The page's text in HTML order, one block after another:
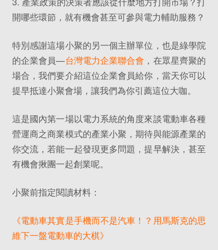
開哪些環節，就有機會甚至可參與電力輔助服務？
特別感謝這場小聚的另一個主辦單位，也是綠學院
的企業會員—台灣電力企業聯合會 ，在眾星齊聚的
場合，我們要介紹這位企業會員給你，當天你可以
提早抵達小聚會場，讓我們為你引薦這位大咖。
這是國內第一場以電力系統的角度來談電動車各種
營運商之商業模式的產業小聚，期待與能源產業的
你交流，若能一起發現更多問題，提早解決，甚至
有機會揪團一起創業呢。
小聚前指定閱讀材料：
《電動車其實是手機而不是汽車！？用馬斯克的思
維下一盤電動車的大棋》